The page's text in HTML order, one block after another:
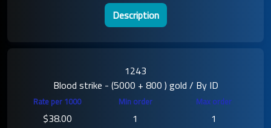
Description
1243
Blood strike - (5000 + 800 ) gold / By ID
$38.00
1 1